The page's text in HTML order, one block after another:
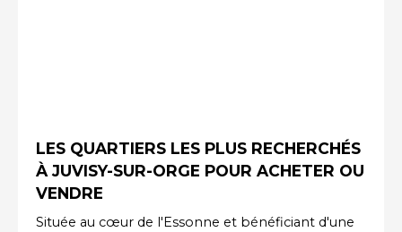
LES QUARTIERS LES PLUS RECHERCHÉS
À JUVISY-SUR-ORGE POUR ACHETER OU
VENDRE
Située au cœur de l'Essonne et bénéficiant d'une